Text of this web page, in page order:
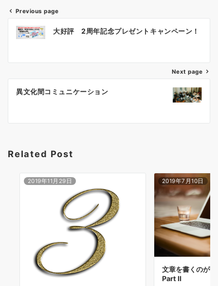
ン
Previous page
大好評 2周年記念プレゼントキャンペーン！
Next page
異文化間コミュニケーション
Related Post
2019年11月29日 2019年7月10日
文章を書くのが
Part II